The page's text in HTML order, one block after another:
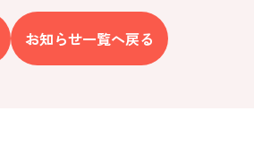
お知らせ一覧へ戻る